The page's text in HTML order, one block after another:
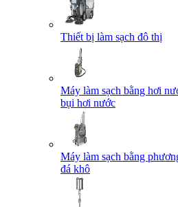
Thiết bị làm sạch đô thị
Máy làm sạch bằng hơi
bụi hơi nước
Máy làm sạch bằng
đá khô